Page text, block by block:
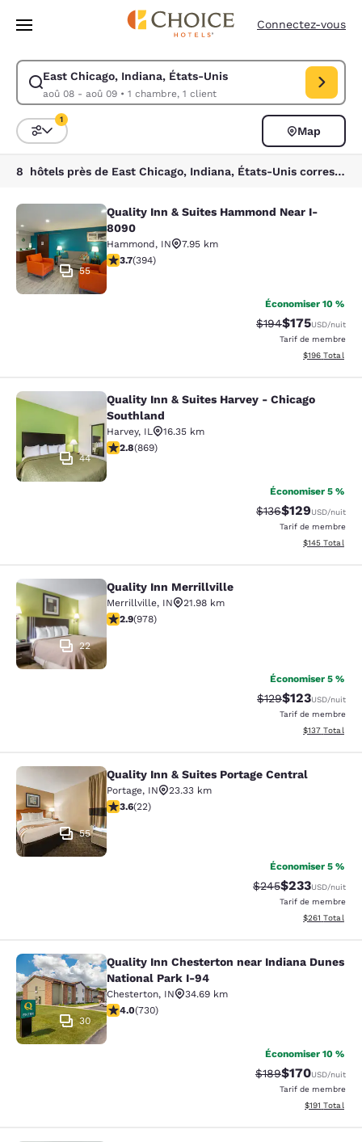
Passer à Contenu Principal
Connectez-vous
East Chicago, Indiana, États-Unis
aoû 08 - aoû 09• 1 chambre, 1 client
Modifiez la recherche pour East Chicago, Indiana, États-Unis. Date
Trier et filtrer
1
Map
8 hôtels près de East Chicago, Indiana, États-Unis correspondant à vos filtres
Quality Inn & Suites Hammond
55
Quality Inn & Suites Hammond Near I-
8090
Hammond, IN
7.95 km
3.71 étoiles. Bien. 394 commentaires
3.7(394)
Économiser 10 %
Tarif barré :
$194Tarif réduit :
$175USD/nuit
Tarif de membre
Afficher les
$196 Total
Quality Inn & Suites Harvey -
44
Quality Inn & Suites Harvey - Chicago
Southland
Harvey, IL
16.35 km
2.82 étoiles. Moyen. 869 commentaires
2.8(869)
Économiser 5 %
Tarif barré :
$136Tarif réduit :
$129USD/nuit
Tarif de membre
Afficher les
$145 Total
Quality Inn Merrillville
22
Quality Inn Merrillville
Merrillville, IN
21.98 km
2.9 étoiles. Moyen. 978 commentaires
2.9(978)
Économiser 5 %
Tarif barré :
$129Tarif réduit :
$123USD/nuit
Tarif de membre
Afficher les
$137 Total
Quality Inn & Suites Portage Central
55
Quality Inn & Suites Portage Central
Portage, IN
23.33 km
3.64 étoiles. Bien. 22 commentaires
3.6(22)
Économiser 5 %
Tarif barré :
$245Tarif réduit :
$233USD/nuit
Tarif de membre
Afficher les
$261 Total
Quality Inn Chesterton near
30
Quality Inn Chesterton near Indiana Dunes
National Park I-94
Chesterton, IN
34.69 km
4.04 étoiles. Très bon. 730 commentaires
4.0(730)
Économiser 10 %
Tarif barré :
$189Tarif réduit :
$170USD/nuit
Tarif de membre
Afficher les
$191 Total